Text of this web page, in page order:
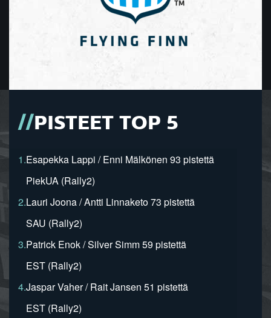
PISTEET TOP 5
1.Esapekka Lappi / Enni Mälkönen 93 pistettä
PiekUA (Rally2)
2.Lauri Joona / Antti Linnaketo 73 pistettä
SAU (Rally2)
3.Patrick Enok / Silver Simm 59 pistettä
EST (Rally2)
4.Jaspar Vaher / Rait Jansen 51 pistettä
EST (Rally2)